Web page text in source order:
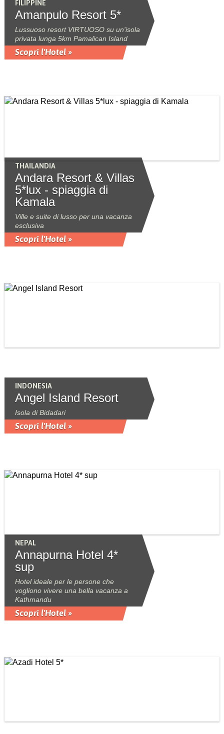
FILIPPINE
Amanpulo Resort 5*
Lussuoso resort VIRTUOSO su un'isola
privata lunga 5km Pamalican Island
Scopri l'Hotel »
THAILANDIA
Andara Resort & Villas
5*lux - spiaggia di
Kamala
Ville e suite di lusso per una vacanza
esclusiva
Scopri l'Hotel »
INDONESIA
Angel Island Resort
Isola di Bidadari
Scopri l'Hotel »
NEPAL
Annapurna Hotel 4*
sup
Hotel ideale per le persone che
vogliono vivere una bella vacanza a
Kathmandu
Scopri l'Hotel »